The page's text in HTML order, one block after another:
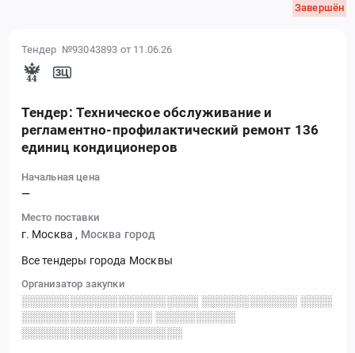
Завершён
Тендер №93043893 от 11.06.26
Тендер: Техническое обслуживание и
регламентно-профилактический ремонт 136
единиц кондиционеров
Начальная цена
—
Место поставки
г. Москва , Москва город
Все тендеры города Москвы
Организатор закупки
░░░░░░░░░░░░░░░░░░░░░░ ░░░░░░░░░░░░ ░░░░
░░░░░░░░░░░░░░ ░░ ░░░░░░░░░░
░░░░░░░░░░░░░░░░░░░░